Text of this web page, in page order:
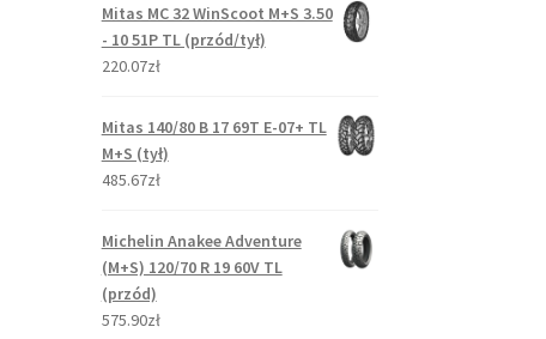
Mitas MC 32 WinScoot M+S 3.50
- 10 51P TL (przód/tył)
220.07zł
Mitas 140/80 B 17 69T E-07+ TL
M+S (tył)
485.67zł
Michelin Anakee Adventure
(M+S) 120/70 R 19 60V TL
(przód)
575.90zł